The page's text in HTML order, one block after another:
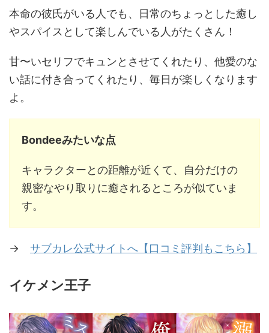
本命の彼氏がいる人でも、日常のちょっとした癒し
やスパイスとして楽しんでいる人がたくさん！
甘〜いセリフでキュンとさせてくれたり、他愛のな
い話に付き合ってくれたり、毎日が楽しくなります
よ。
Bondeeみたいな点
キャラクターとの距離が近くて、自分だけの
親密なやり取りに癒されるところが似ていま
す。
→ サブカレ公式サイトへ【口コミ評判もこちら】
イケメン王子